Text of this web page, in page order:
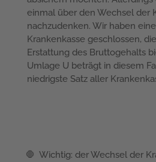
einmal über den Wechsel der
nachzudenken. Wir haben
Krankenkasse geschlossen,
Erstattung des Bruttogehalts
Umlage U beträgt in diesem
niedrigste Satz aller
🛑 Wichtig: der Wechsel der